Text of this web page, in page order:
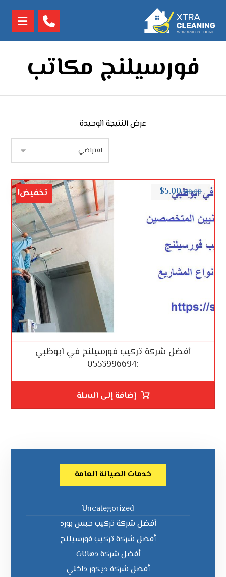
فورسيلنج مكاتب
عرض النتيجة الوحيدة
أفضل شركة تركيب فورسيلنج في ابوظبي
:0553996694
$10.00
$5.00 تخفيض!
إضافة إلى السلة
خدمات الصيانة العامة
Uncategorized
أفضل شركة تركيب جبس بورد
أفضل شركة تركيب فورسيلنج
أفضل شركة دهانات
أفضل شركة ديكور داخلي